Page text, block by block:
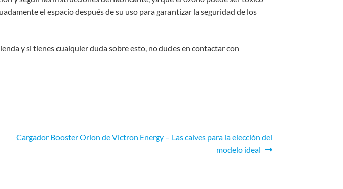
el espacio después de su uso para garantizar la seguridad de los
y si tienes cualquier duda sobre esto, no dudes en contactar con
Cargador Booster Orion de Victron Energy – Las calves para la elección del
modelo ideal